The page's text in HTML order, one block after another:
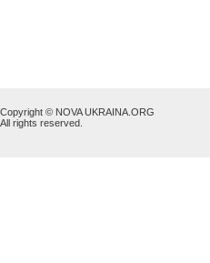
Copyright © NOVA UKRAINA.ORG
All rights reserved.